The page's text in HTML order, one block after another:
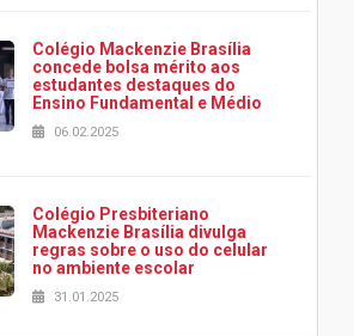
Colégio Mackenzie Brasília
concede bolsa mérito aos
estudantes destaques do
Ensino Fundamental e Médio
06.02.2025
Colégio Presbiteriano
Mackenzie Brasília divulga
regras sobre o uso do celular
no ambiente escolar
31.01.2025